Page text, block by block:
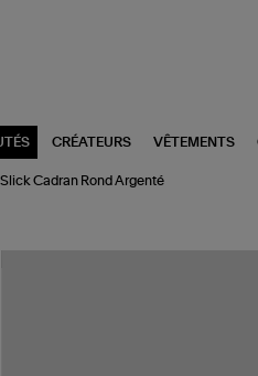
CRÉATEURS VÊTEMENTS
Cadran Rond Argenté